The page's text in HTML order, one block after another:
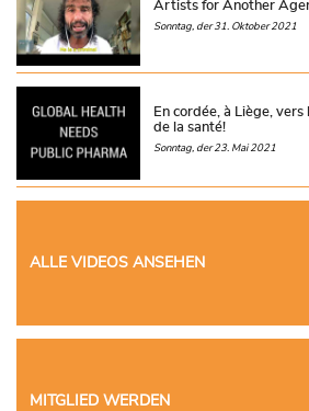
Artists for Another
Sonntag, der 31. Oktober 2021
En cordée, à Liège, vers
de la santé!
Sonntag, der 23. Mai 2021
ALLE VIDEOS ANSEHEN
MITGLIED WERDEN